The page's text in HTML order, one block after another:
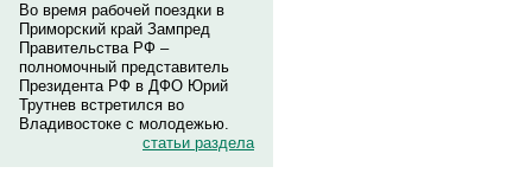
Во время рабочей поездки в
Приморский край Зампред
Правительства РФ –
полномочный представитель
Президента РФ в ДФО Юрий
Трутнев встретился во
Владивостоке с молодежью.
статьи раздела